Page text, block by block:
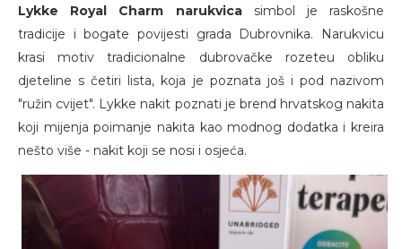
Lykke Royal Charm narukvicasimbol je raskošne
tradicije i bogate povijesti grada Dubrovnika. Narukvicu
krasi motiv tradicionalne dubrovačke rozeteu obliku
djeteline s četiri lista, koja je poznata još i pod nazivom
"ružin cvijet". Lykke nakit poznati je brend hrvatskog nakita
koji mijenja poimanje nakita kao modnog dodatka i kreira
nešto više - nakit koji se nosi i osjeća.